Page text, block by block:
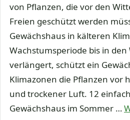
von Pflanzen, die vor den
Freien geschützt werden
Gewächshaus in kälteren
Wachstumsperiode bis in
verlängert, schützt ein
Klimazonen die Pflanzen vor
und trockener Luft. 12
Gewächshaus im Sommer …